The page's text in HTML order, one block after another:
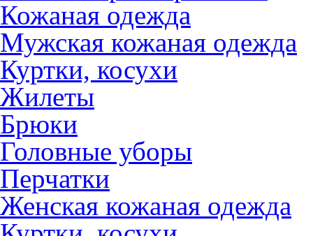
Кожаная одежда
Мужская кожаная одежда
Куртки, косухи
Жилеты
Брюки
Головные уборы
Перчатки
Женская кожаная одежда